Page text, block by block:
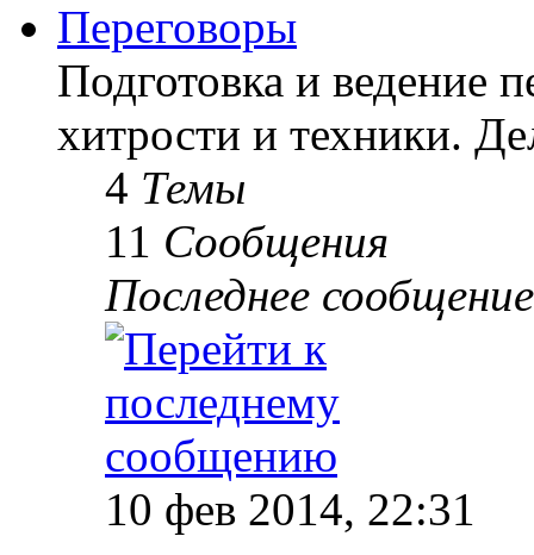
Переговоры
Подготовка и ведение
хитрости и техники.
4 Темы
11 Сообщения
Последнее сообщение
10 фев 2014, 22:31